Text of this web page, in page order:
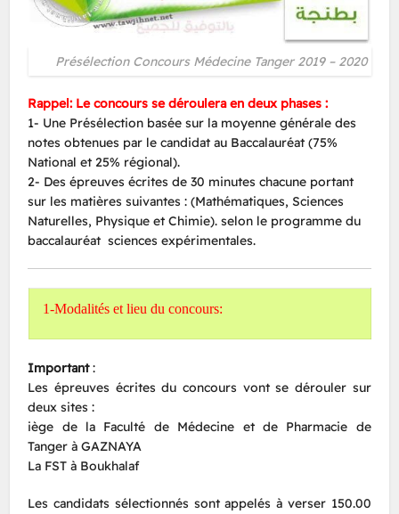
Présélection Concours Médecine Tanger 2019 – 2020
Rappel: Le concours se déroulera en deux phases :
1- Une Présélection basée sur la moyenne générale des
notes obtenues par le candidat au Baccalauréat (75%
National et 25% régional).
2- Des épreuves écrites de 30 minutes chacune portant
sur les matières suivantes : (Mathématiques, Sciences
Naturelles, Physique et Chimie). selon le programme du
baccalauréat sciences expérimentales.
1-Modalités et lieu du concours:
Important:
Les épreuves écrites du concours vont se dérouler sur
deux sites :
iège de la Faculté de Médecine et de Pharmacie de
Tanger à GAZNAYA
La FST à Boukhalaf
Les candidats sélectionnés sont appelés à verser 150.00